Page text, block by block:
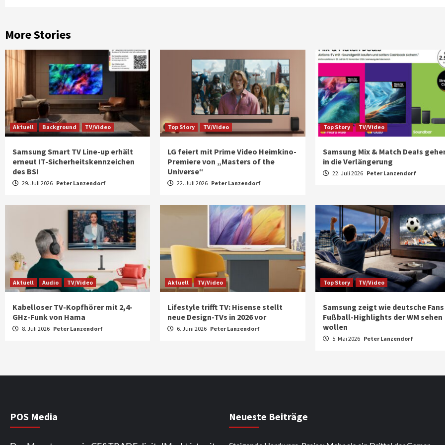
More Stories
Aktuell Background TV/Video
Samsung Smart TV Line-up erhält
erneut IT-Sicherheitskennzeichen
des BSI
29. Juli 2026 Peter Lanzendorf
Top Story TV/Video
LG feiert mit Prime Video Heimkino-
Premiere von „Masters of the
Universe“
22. Juli 2026 Peter Lanzendorf
Top Story TV/Video
Samsung Mix & Match Dea!s
in die Verlängerung
22. Juli 2026 Peter Lanzendorf
Aktuell Audio TV/Video
Kabelloser TV-Kopfhörer mit 2,4-
GHz-Funk von Hama
8. Juli 2026 Peter Lanzendorf
Aktuell TV/Video
Lifestyle trifft TV: Hisense stellt
neue Design-TVs in 2026 vor
6. Juni 2026 Peter Lanzendorf
Top Story TV/Video
Samsung zeigt wie deutsche Fans
Fußball-Highlights der WM sehen
wollen
5. Mai 2026 Peter Lanzendorf
POS Media Neueste Beiträge